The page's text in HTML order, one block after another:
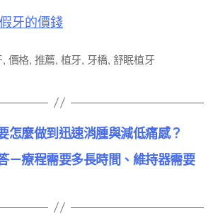
牙的價錢
, 價格, 推薦, 植牙, 牙橋, 舒眠植牙
怎麼做到迅速消腫與減低痛感？
－療程需要多長時間、維持器需要